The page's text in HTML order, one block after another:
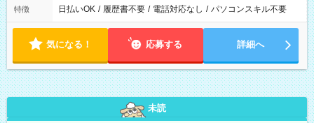
特徴 日払いOK / 履歴書不要 / 電話対応なし / パソコンスキル不要
気になる！ 応募する 詳細へ
未読